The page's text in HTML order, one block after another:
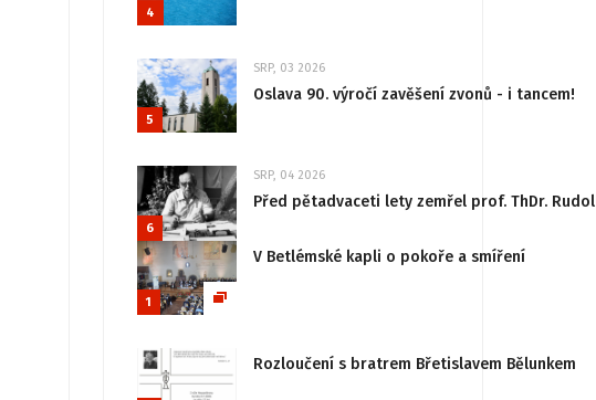
4
5
SRP, 03 2026
Oslava 90. výročí zavěšení zvonů - i tancem!
6
SRP, 04 2026
Před pětadvaceti lety zemřel prof. ThDr.
1
V Betlémské kapli o pokoře a smíření
Rozloučení s bratrem Břetislavem Bělunkem